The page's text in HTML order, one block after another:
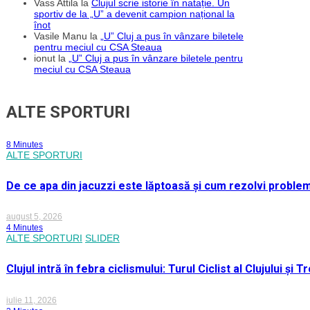
Vass Attila la Clujul scrie istorie în natație. Un
sportiv de la „U” a devenit campion național la
înot
Vasile Manu la
„U” Cluj a pus în vânzare biletele
pentru meciul cu CSA Steaua
ionut la
„U” Cluj a pus în vânzare biletele pentru
meciul cu CSA Steaua
ALTE SPORTURI
8 Minutes
ALTE SPORTURI
De ce apa din jacuzzi este lăptoasă și cum rezolvi
august 5, 2026
4 Minutes
ALTE SPORTURI SLIDER
Clujul intră în febra ciclismului: Turul Ciclist al Clujului și
iulie 11, 2026